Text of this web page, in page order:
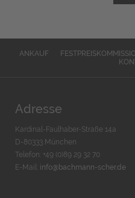
ANKAUF
Adresse
Kardinal-Faulhaber-Straße 14a
D-80333 München
Telefon: +49 (0)89 29 32 70
E-Mail: info@bachmann-scher.de